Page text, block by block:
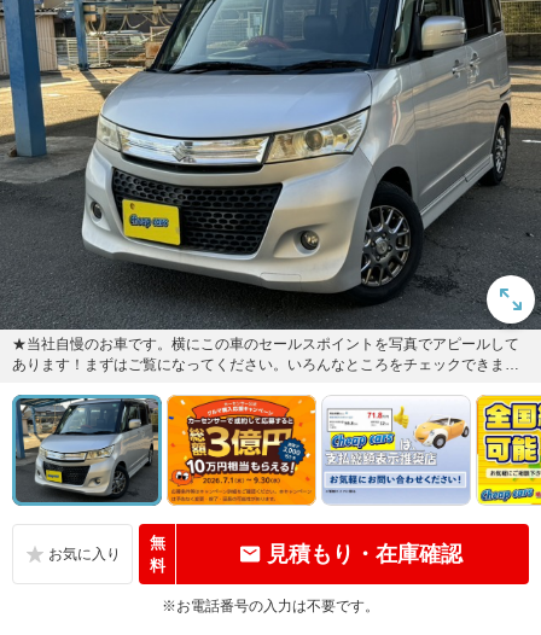
★当社自慢のお車です。横にこの車のセールスポイントを写真でアピールして
あります！まずはご覧になってください。いろんなところをチェックできます
無
料
見積もり・在庫確認
※お電話番号の入力は不要です。